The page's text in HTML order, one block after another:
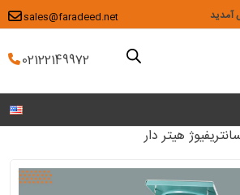
آمدید sales@faradeed.net
02122149972
هیتر دار